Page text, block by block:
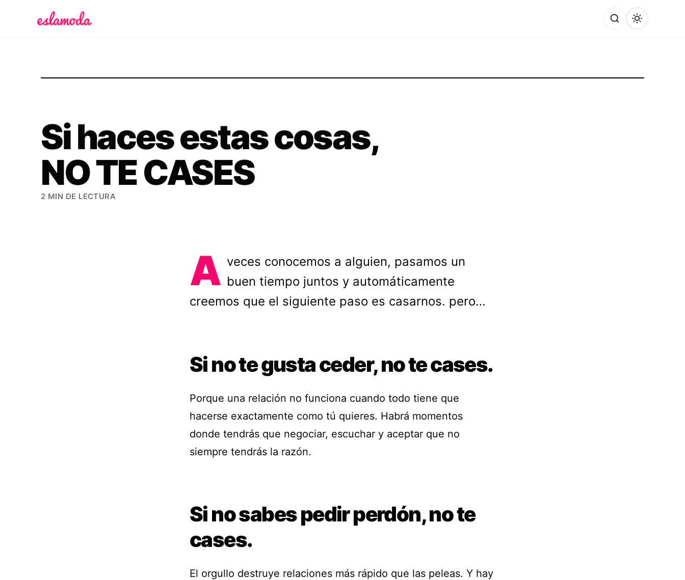
Si haces estas cosas,
NO TE CASES
2 MIN DE LECTURA
A veces conocemos a alguien, pasamos un
buen tiempo juntos y automáticamente
creemos que el siguiente paso es casarnos. pero…
Si no te gusta ceder, no te cases.
Porque una relación no funciona cuando todo tiene que
hacerse exactamente como tú quieres. Habrá momentos
donde tendrás que negociar, escuchar y aceptar que no
siempre tendrás la razón.
Si no sabes pedir perdón, no te
cases.
El orgullo destruye relaciones más rápido que las peleas. Y hay